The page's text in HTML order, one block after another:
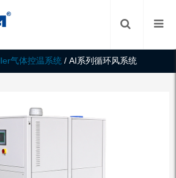
气体控温系统 /AI系列循环风系统